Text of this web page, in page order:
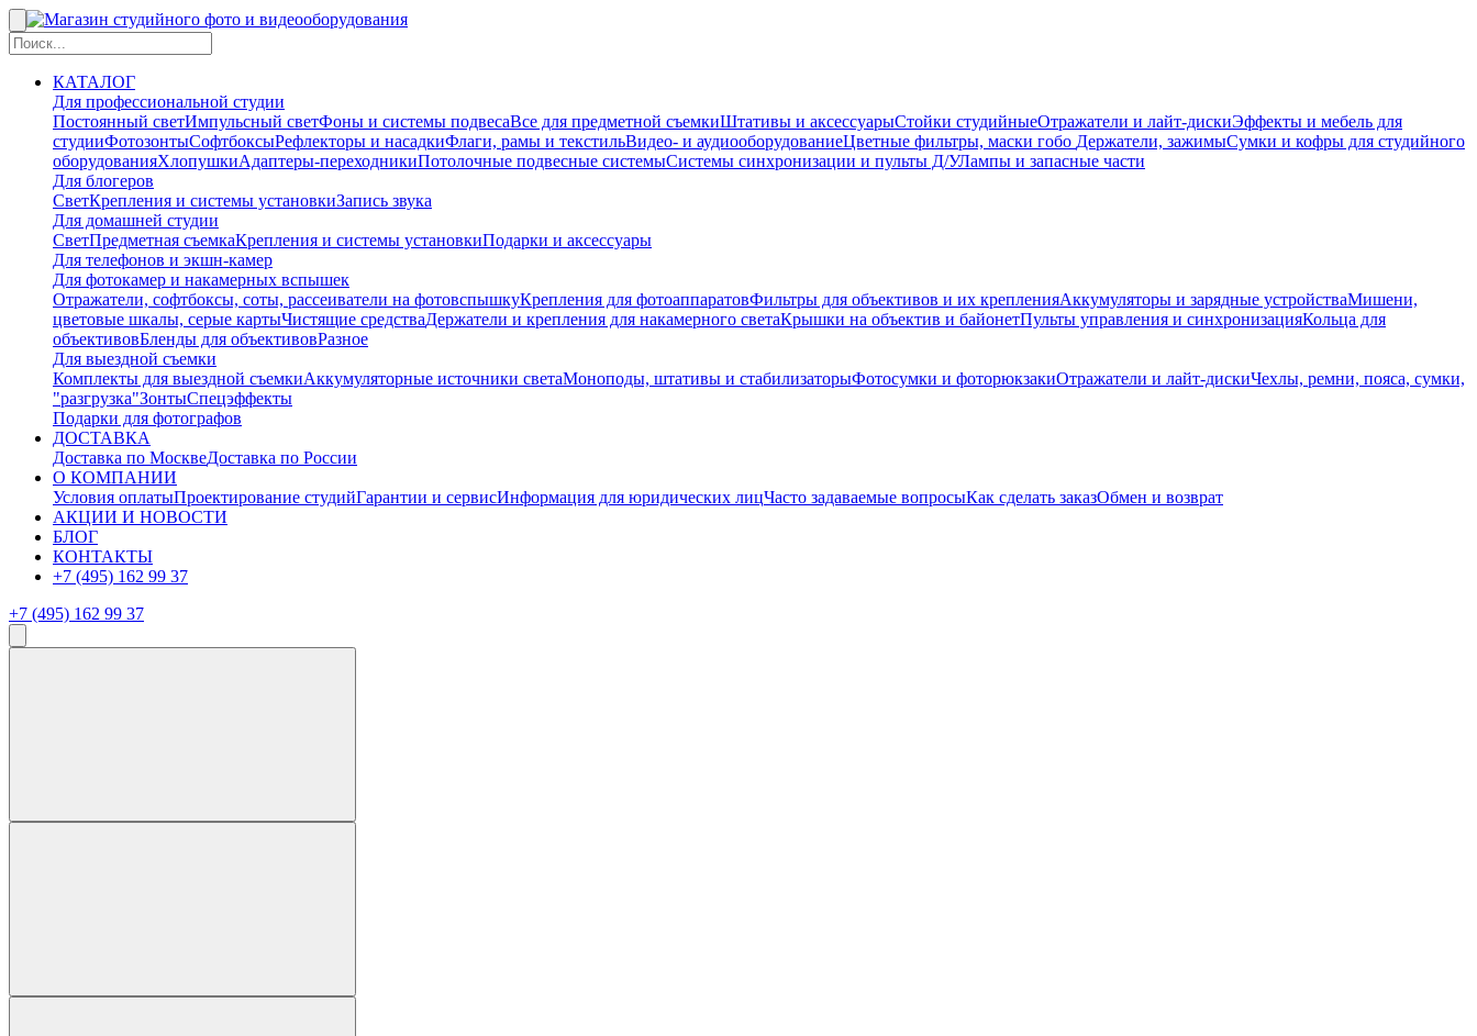
КАТАЛОГ
Для профессиональной студии
Постоянный светИмпульсный светФоны и системы подвесаВсе для предметной съемкиШтативы и аксессуарыСтойки студийныеОтражатели и лайт-дискиЭффекты и мебель для
студииФотозонтыСофтбоксыРефлекторы и насадкиФлаги, рамы и текстильВидео- и аудиооборудованиеЦветные фильтры, маски гобо Держатели, зажимыСумки и кофры для студийного
оборудованияХлопушкиАдаптеры-переходникиПотолочные подвесные системыСистемы синхронизации и пульты Д/УЛампы и запасные части
Для блогеров
СветКрепления и системы установкиЗапись звука
Для домашней студии
СветПредметная съемкаКрепления и системы установкиПодарки и аксессуары
Для телефонов и экшн-камер
Для фотокамер и накамерных вспышек
Отражатели, софтбоксы, соты, рассеиватели на фотовспышкуКрепления для фотоаппаратовФильтры для объективов и их крепленияАккумуляторы и зарядные устройстваМишени,
цветовые шкалы, серые картыЧистящие средстваДержатели и крепления для накамерного светаКрышки на объектив и байонетПульты управления и синхронизацияКольца для
объективовБленды для объективовРазное
Для выездной съемки
Комплекты для выездной съемкиАккумуляторные источники светаМоноподы, штативы и стабилизаторыФотосумки и фоторюкзакиОтражатели и лайт-дискиЧехлы, ремни, пояса, сумки,
"разгрузка"ЗонтыСпецэффекты
Подарки для фотографов
ДОСТАВКА
Доставка по МосквеДоставка по России
О КОМПАНИИ
Условия оплатыПроектирование студийГарантии и сервисИнформация для юридических лицЧасто задаваемые вопросыКак сделать заказОбмен и возврат
АКЦИИ И НОВОСТИ
БЛОГ
КОНТАКТЫ
+7 (495) 162 99 37
+7 (495) 162 99 37